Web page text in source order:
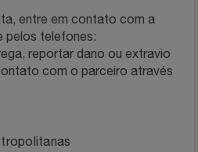
entre em contato com a
pelos telefones:
reportar dano ou extravio
com o parceiro através